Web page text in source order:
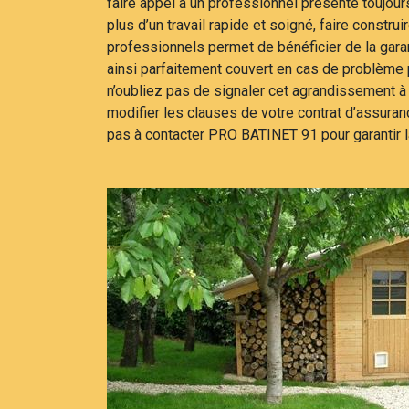
plus d’un travail rapide et soigné, faire
professionnels permet de bénéficier de la
ainsi parfaitement couvert en cas de problème
n’oubliez pas de signaler cet agrandissement
modifier les clauses de votre contrat
pas à contacter PRO BATINET 91 pour